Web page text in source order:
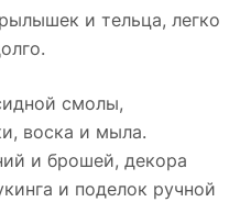
и тельца, легко
смолы,
воска и мыла.
и брошей, декора
и поделок ручной